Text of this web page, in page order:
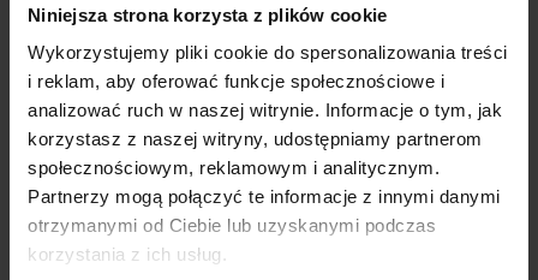
Niniejsza strona korzysta z plików cookie
Wykorzystujemy pliki cookie do spersonalizowania treści
i reklam, aby oferować funkcje społecznościowe i
analizować ruch w naszej witrynie. Informacje o tym, jak
korzystasz z naszej witryny, udostępniamy partnerom
społecznościowym, reklamowym i analitycznym.
Partnerzy mogą połączyć te informacje z innymi danymi
otrzymanymi od Ciebie lub uzyskanymi podczas
korzystania z ich usług.
czepek do salonów urody
czepek do jednorazowego użytku
czepek medyczny do ochrony personelu
medycznego podczas wykonywania prostych
zabiegów diagnostycznych
czepek do stosowania podczas badań
laboratoryjnych w celu zachowania czystości i higieny
czepek do stosowania podczas badań krwi i innych
testów laboratoryjnych